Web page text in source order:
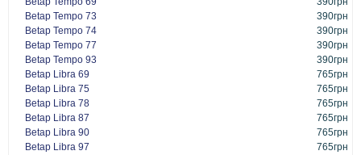
Betap Tempo 73
390грн
Betap Tempo 74
390грн
Betap Tempo 77
390грн
Betap Tempo 93
390грн
Betap Libra 69
765грн
Betap Libra 75
765грн
Betap Libra 78
765грн
Betap Libra 87
765грн
Betap Libra 90
765грн
Betap Libra 97
765грн